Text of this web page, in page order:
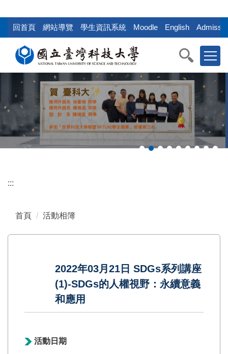
到
回首頁 網站導覽 學生資訊系統 Moodle English
:::
首頁 活動相簿
2022年03月21日 SDGs系列講座
(1)-SDGs的人權視野：永續意義
和應用
活動日期